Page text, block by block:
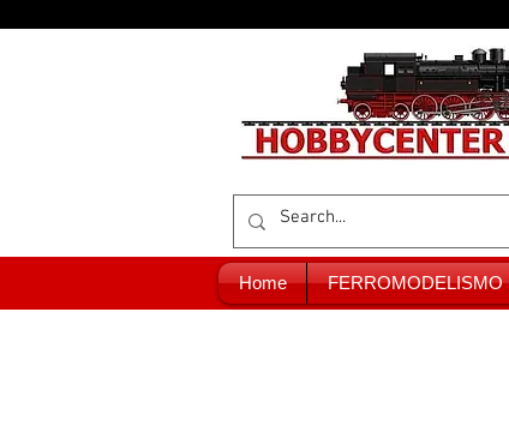
Home FERROMODELISMO